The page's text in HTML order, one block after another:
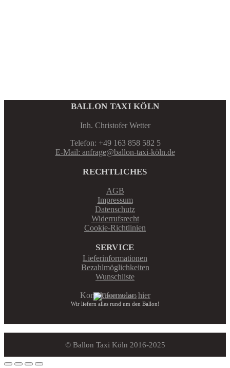
BALLON TAXI KÖLN
Inh. Christofer Wetter
Telefon: +49 163 858 582 5
E-Mail: anfrage@ballon-taxi-köln.de
RECHTLICHES
AGB
Impressum
Datenschutz
Widerrufsrecht
Cookie-Richtlinien
SERVICE
Lieferinformationen
Bezahlmöglichkeiten
Wunschliste
Kontaktformular:hier
Wir liefern alles rund um den Ballon!
© Ballon Taxi Köln 2016-2025